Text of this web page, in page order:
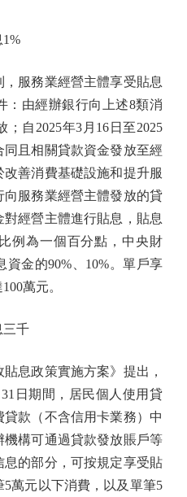
服務業經營主體享受貼息
：由經辦銀行向上述8類消
自2025年3月16日至2025
同且相關貸款資金發放至經
善消費基礎設施和提升服
服務業經營主體發放的貸
經營主體進行貼息，貼息
例為一個百分點，中央財
金的90%、10%。單戶享
萬元。
千
政策實施方案》提出，
日期間，居民個人使用貸
款（不含信用卡業務）中
構可通過貸款發放賬戶等
的部分，可按規定享受貼
萬元以下消費，以及單筆5